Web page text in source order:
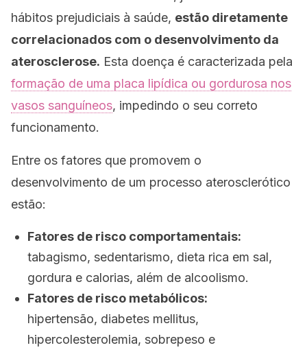
hábitos prejudiciais à saúde, estão diretamente
correlacionados com o desenvolvimento da
aterosclerose. Esta doença é caracterizada pela
formação de uma placa lipídica ou gordurosa nos
vasos sanguíneos, impedindo o seu correto
funcionamento.
Entre os fatores que promovem o
desenvolvimento de um processo aterosclerótico
estão:
Fatores de risco comportamentais:
tabagismo, sedentarismo, dieta rica em sal,
gordura e calorias, além de alcoolismo.
Fatores de risco metabólicos:
hipertensão, diabetes mellitus,
hipercolesterolemia, sobrepeso e